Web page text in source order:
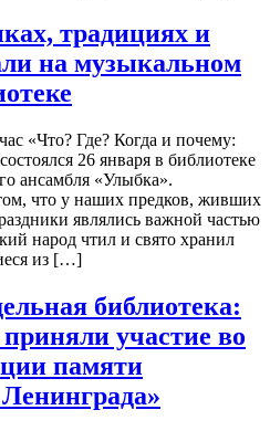
традициях и
на музыкальном
«Что? Где? Когда и почему:
26 января в библиотеке
ансамбля «Улыбка».
что у наших предков, живших
являлись важной частью
народ чтил и свято хранил
из […]
библиотека:
приняли участие во
памяти